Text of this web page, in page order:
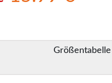
Größentabelle